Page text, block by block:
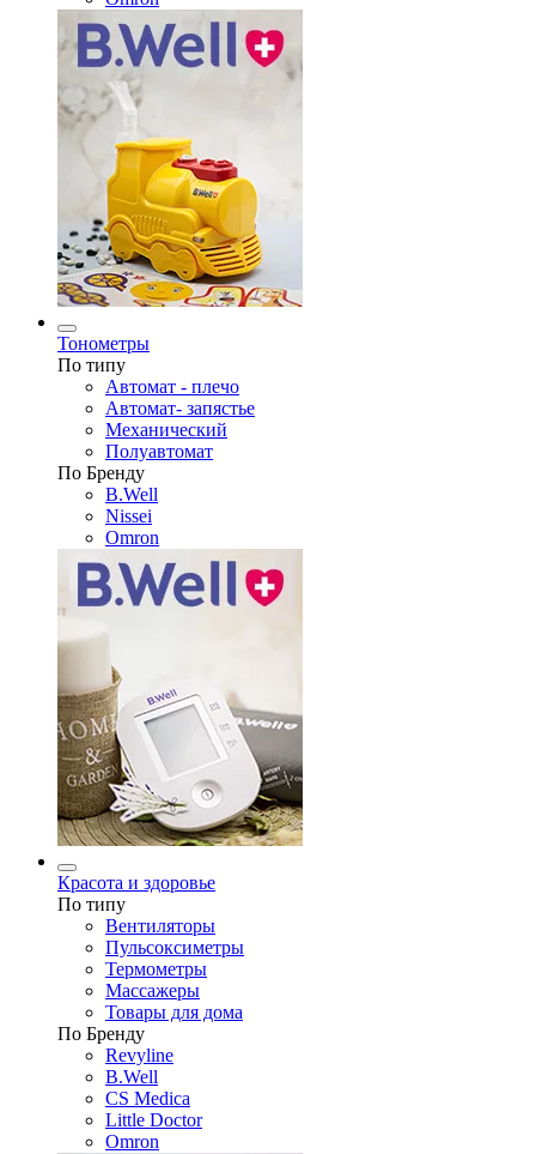
Тонометры
По типу
Автомат - плечо
Автомат- запястье
Механический
Полуавтомат
По Бренду
B.Well
Nissei
Omron
Красота и здоровье
По типу
Вентиляторы
Пульсоксиметры
Термометры
Массажеры
Товары для дома
По Бренду
Revyline
B.Well
CS Medica
Little Doctor
Omron